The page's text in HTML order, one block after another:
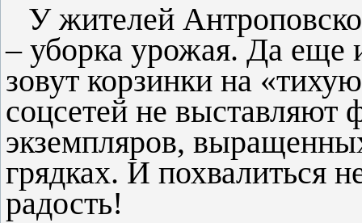
У жителей
– уборка урожая. Да еще
зовут корзинки на
соцсетей не выставляют
экземпляров,
грядках. И похвалиться
радость!